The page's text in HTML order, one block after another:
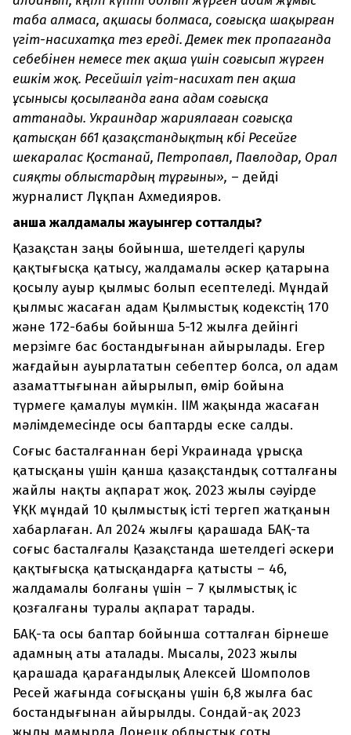
таба алмаса, ақшасы болмаса, соғысқа шақырған
үгіт-насихатқа тез ереді. Демек тек пропаганда
себебінен немесе тек ақша үшін соғысып жүрген
ешкім жоқ. Ресейшіл үгіт-насихат пен ақша
ұсынысы қосылғанда ғана адам соғысқа
аттанады. Украиндар жариялаған соғысқа
қатысқан 661 қазақстандықтың көбі Ресейге
шекаралас Қостанай, Петропавл, Павлодар, Орал
сияқты облыстардың тұрғыны», – дейді
журналист Лұқпан Ахмедияров.
Қанша жалдамалы жауынгер сотталды?
Қазақстан заңы бойынша, шетелдегі қарулы
қақтығысқа қатысу, жалдамалы әскер қатарына
қосылу ауыр қылмыс болып есептеледі. Мұндай
қылмыс жасаған адам Қылмыстық кодекстің 170
және 172-бабы бойынша 5-12 жылға дейінгі
мерзімге бас бостандығынан айырылады. Егер
жағдайын ауырлататын себептер болса, ол адам
азаматтығынан айырылып, өмір бойына
түрмеге қамалуы мүмкін. ІІМ жақында жасаған
мәлімдемесінде осы баптарды еске салды.
Соғыс басталғаннан бері Украинада ұрысқа
қатысқаны үшін қанша қазақстандық сотталғаны
жайлы нақты ақпарат жоқ. 2023 жылы сәуірде
ҰҚК мұндай 10 қылмыстық істі тергеп жатқанын
хабарлаған. Ал 2024 жылғы қарашада БАҚ-та
соғыс басталғалы Қазақстанда шетелдегі әскери
қақтығысқа қатысқандарға қатысты – 46,
жалдамалы болғаны үшін – 7 қылмыстық іс
қозғалғаны туралы ақпарат тарады.
БАҚ-та осы баптар бойынша сотталған бірнеше
адамның аты аталады. Мысалы, 2023 жылы
қарашада қарағандылық Алексей Шомполов
Ресей жағында соғысқаны үшін 6,8 жылға бас
бостандығынан айырылды. Сондай-ақ 2023